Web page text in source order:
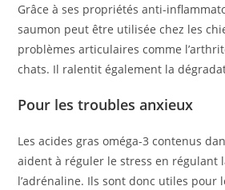
Grâce à ses propriétés anti-
saumon peut être utilisée chez les
problèmes articulaires comme
chats. Il ralentit également la
Pour les troubles anxieux
Les acides gras oméga-3 contenus
aident à réguler le stress en régulant
l’adrénaline. Ils sont donc utiles pour